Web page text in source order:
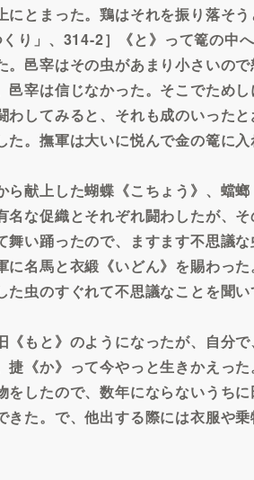
とまった。鶏はそれを振り落そ
り」、314-2］《と》って篭の中へ
邑宰はその虫があまり小さいの
宰は信じなかった。そこでため
してみると、それも成のいった
。撫軍は大いに悦んで金の篭に
献上した蝴蝶《こちょう》、蟷
な促織とそれぞれ闘わしたが、
い踊ったので、ますます不思議
名馬と衣緞《いどん》を賜わっ
虫のすぐれて不思議なことを聞
もと》のようになったが、自分で
《か》って今やっと生きかえった
したので、数年にならないうち
た。で、他出する際には衣服や乗